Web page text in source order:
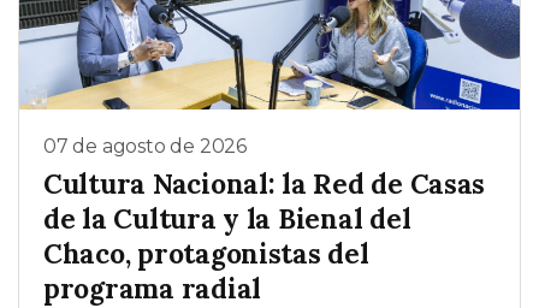
07 de agosto de 2026
Cultura Nacional: la Red de Casas
de la Cultura y la Bienal del
Chaco, protagonistas del
programa radial